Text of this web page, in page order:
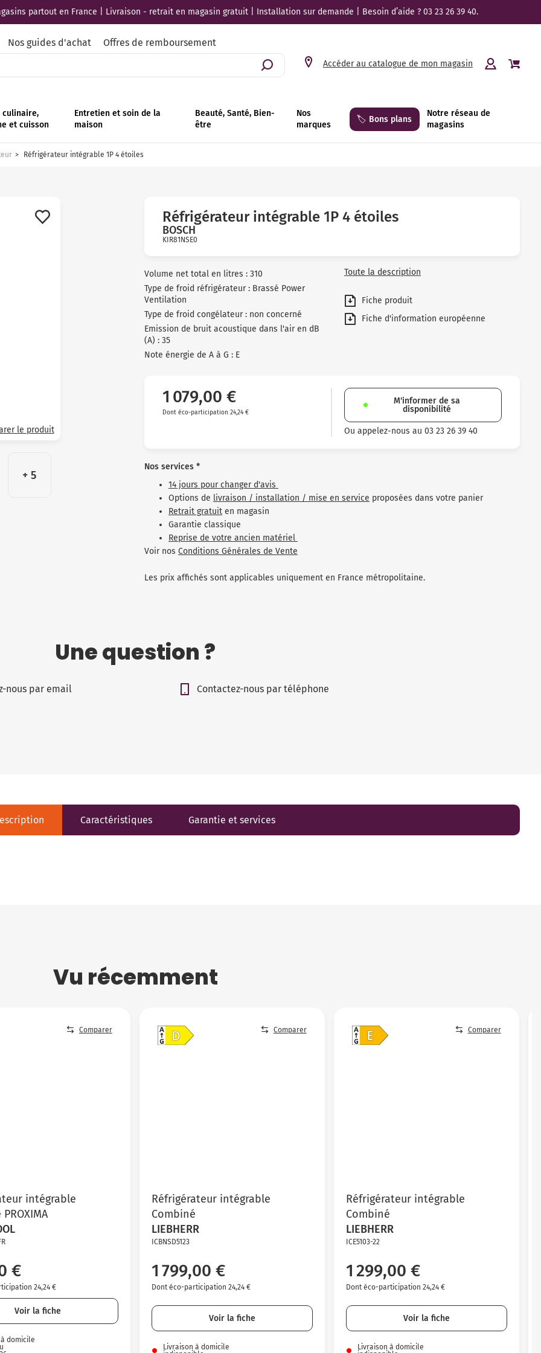
partout en France | Livraison - retrait en magasin gratuit | Installation sur demande | Besoin d’aide ? 03 23 26 39 40.
Nos guides d'achat Offres de remboursement
Accéder au catalogue de mon magasin
culinaire,
et cuisson
Entretien et soin de la
maison
Beauté, Santé, Bien-
être
Nos
marques
🏷️ Bons plans
Notre réseau de
magasins
Réfrigérateur intégrable 1P 4 étoiles
+ 5
le produit
Réfrigérateur intégrable 1P 4 étoiles
BOSCH
KIR81NSE0
Volume net total en litres : 310
Type de froid réfrigérateur : Brassé Power
Ventilation
Type de froid congélateur : non concerné
Emission de bruit acoustique dans l'air en dB
(A) : 35
Note énergie de A à G : E
Toute la description
Fiche produit
Fiche d'information européenne
1 079,00 €
Dont éco-participation 24,24 €
M'informer de sa
disponibilité
Ou appelez-nous au 03 23 26 39 40
Nos services *
14 jours pour changer d'avis
Options de livraison / installation / mise en service proposées dans votre panier
Retrait gratuit en magasin
Garantie classique
Reprise de votre ancien matériel
Voir nos Conditions Générales de Vente
Les prix affichés sont applicables uniquement en France métropolitaine.
Une question ?
nous par email Contactez-nous par téléphone
Caractéristiques Garantie et services
Vu récemment
Comparer
intégrable
€
24,24 €
Voir la fiche
domicile
Comparer
Réfrigérateur intégrable
Combiné
LIEBHERR
ICBNSD5123
1 799,00 €
Dont éco-participation 24,24 €
Voir la fiche
Livraison à domicile
Comparer
Réfrigérateur intégrable
Combiné
LIEBHERR
ICE5103-22
1 299,00 €
Dont éco-participation 24,24 €
Voir la fiche
Livraison à domicile